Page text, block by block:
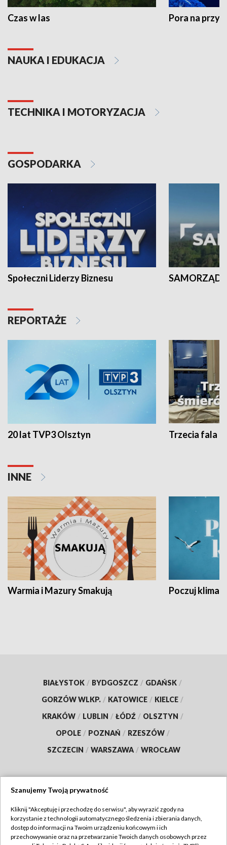
Czas w las Pora na
NAUKA I EDUKACJA
TECHNIKA I MOTORYZACJA
GOSPODARKA
Społeczni Liderzy Biznesu SAMORZĄD
REPORTAŻE
20 lat TVP3 Olsztyn Trzecia fala -
INNE
Warmia i Mazury Smakują Poczuj klimat
BIAŁYSTOK / BYDGOSZCZ / GDAŃSK /
GORZÓW WLKP. / KATOWICE / KIELCE /
KRAKÓW / LUBLIN / ŁÓDŹ / OLSZTYN /
OPOLE / POZNAŃ / RZESZÓW /
SZCZECIN / WARSZAWA / WROCŁAW
TVP
Abonament TVP
Regulamin TVP
Szanujemy Twoją prywatność
Kliknij "Akceptuję i przechodzę do serwisu", aby wyrazić zgody na
korzystanie z technologii automatycznego śledzenia i zbierania danych,
dostęp do informacji na Twoim urządzeniu końcowym i ich
przechowywanie oraz na przetwarzanie Twoich danych osobowych przez